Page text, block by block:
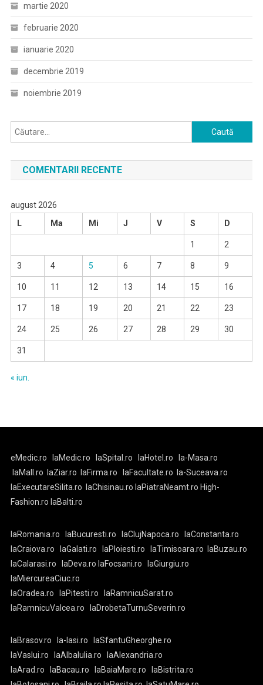
martie 2020
februarie 2020
ianuarie 2020
decembrie 2019
noiembrie 2019
Caută
după:
COMENTARII RECENTE
august 2026
L
Ma Mi J V S D
1 2
3 4 5 6 7 8 9
10 11 12 13 14 15 16
17 18 19 20 21 22 23
24 25 26 27 28 29 30
31
« iun.
eMedic.ro laMedic.ro laSpital.ro laHotel.ro
la-Masa.ro
laMall.ro
laZiar.ro laFirma.ro laFacultate.ro
la-Suceava.ro
laExecutareSilita.ro
laChisinau.ro laPiatraNeamt.ro High-
Fashion.ro laBalti.ro
laRomania.ro laBucuresti.ro laClujNapoca.ro
laConstanta.ro
laCraiova.ro
laGalati.ro laPloiesti.ro laTimisoara.ro
laBuzau.ro
laCalarasi.ro
laDeva.ro laFocsani.ro
laGiurgiu.ro
laMiercureaCiuc.ro
laOradea.ro
laPitesti.ro
laRamnicuSarat.ro
laRamnicuValcea.ro
laDrobetaTurnuSeverin.ro
laBrasov.ro la-Iasi.ro
laSfantuGheorghe.ro
laVaslui.ro
laAlbaIulia.ro
laAlexandria.ro
laArad.ro
laBacau.ro laBaiaMare.ro
laBistrita.ro